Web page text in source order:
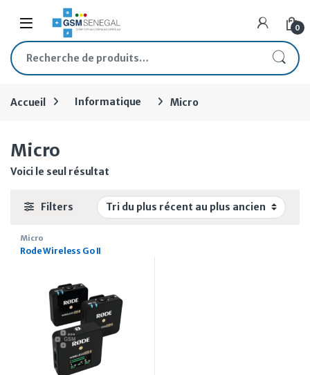
Skip to navigation
Skip to content
Open 0
Recherche pour :
Accueil Informatique Micro
Micro
Voici le seul résultat
Filters
Micro
Rode Wireless Go II